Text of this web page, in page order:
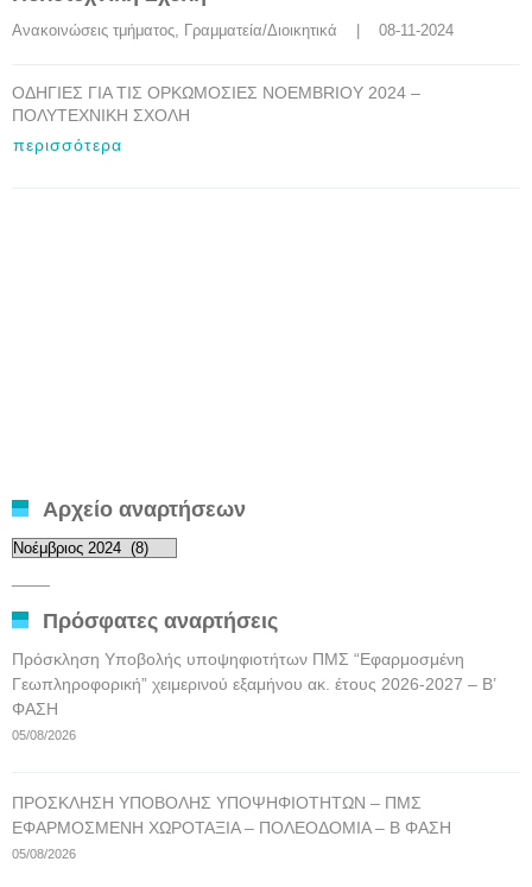
Ανακοινώσεις τμήματος, Γραμματεία/Διοικητικά
    |    08-11-2024
ΟΔΗΓΙΕΣ ΓΙΑ ΤΙΣ ΟΡΚΩΜΟΣΙΕΣ NOEMBRIOY 2024 –
ΠΟΛΥΤΕΧΝΙΚΗ ΣΧΟΛΗ
περισσότερα
Αρχείο αναρτήσεων
Αρχείο
Πρόσφατες αναρτήσεις
Πρόσκληση Υποβολής υποψηφιοτήτων ΠΜΣ “Εφαρμοσμένη
Γεωπληροφορική” χειμερινού εξαμήνου ακ. έτους 2026-2027 – Β’
ΦΑΣΗ
05/08/2026
ΠΡΟΣΚΛΗΣΗ ΥΠΟΒΟΛΗΣ ΥΠΟΨΗΦΙΟΤΗΤΩΝ – ΠΜΣ
ΕΦΑΡΜΟΣΜΕΝΗ ΧΩΡΟΤΑΞΙΑ – ΠΟΛΕΟΔΟΜΙΑ – Β ΦΑΣΗ
05/08/2026